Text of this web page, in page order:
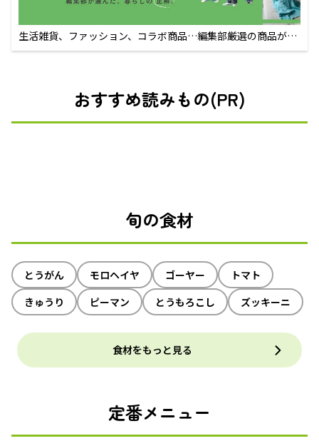
生活雑貨、ファッション、コラボ商品…編集部厳選の商品が買
えるECサイト
おすすめ読みもの(PR)
旬の食材
とうがん モロヘイヤ ゴーヤー
トマト
きゅうり
ピーマン とうもろこし ズッキーニ
食材をもっと見る
定番メニュー